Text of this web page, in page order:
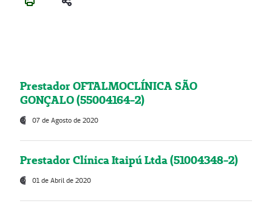
Prestador OFTALMOCLÍNICA SÃO
GONÇALO (55004164-2)
07 de Agosto de 2020
Prestador Clínica Itaipú Ltda (51004348-2)
01 de Abril de 2020